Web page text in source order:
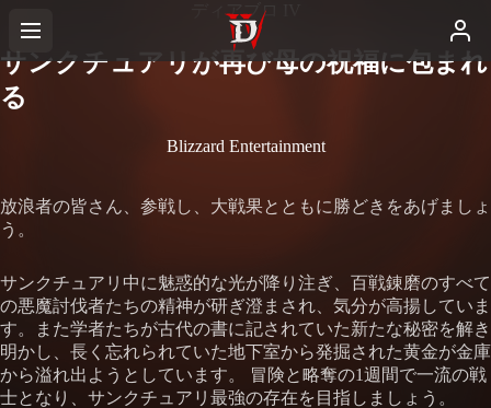
ディアブロ IV
サンクチュアリが再び母の祝福に包まれ
る
Blizzard Entertainment
放浪者の皆さん、参戦し、大戦果とともに勝どきをあげましょ
う。
サンクチュアリ中に魅惑的な光が降り注ぎ、百戦錬磨のすべて
の悪魔討伐者たちの精神が研ぎ澄まされ、気分が高揚していま
す。また学者たちが古代の書に記されていた新たな秘密を解き
明かし、長く忘れられていた地下室から発掘された黄金が金庫
から溢れ出ようとしています。 冒険と略奪の1週間で一流の戦
士となり、サンクチュアリ最強の存在を目指しましょう。